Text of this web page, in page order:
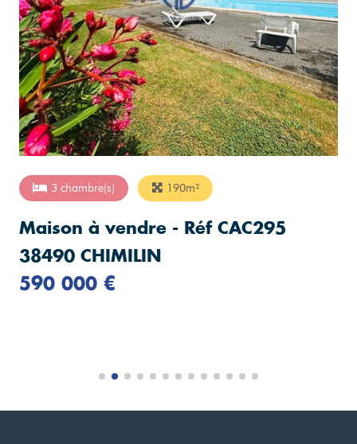
3 chambre(s) 190m²
Maison à vendre - Réf CAC295
38490 CHIMILIN
590 000 €